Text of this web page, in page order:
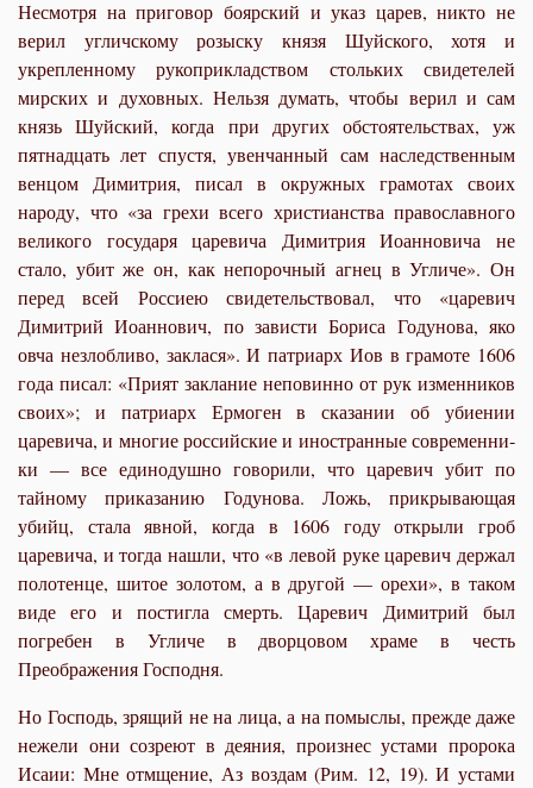
Несмотря на приговор боярский и указ царев, никто не
верил угличскому розыску князя Шуйского, хотя и
укрепленному рукоприкладством стольких свидетелей
мирских и духовных. Нельзя думать, чтобы верил и сам
князь Шуйский, когда при других обстоятельствах, уж
пятнадцать лет спустя, увенчанный сам наследственным
венцом Димитрия, писал в окружных грамотах своих
народу, что «за грехи всего христианства православного
великого государя царевича Димитрия Иоанновича не
стало, убит же он, как непорочный агнец в Угличе». Он
перед всей Россиею свидетельствовал, что «царевич
Димитрий Иоаннович, по зависти Бориса Годунова, яко
овча незлобливо, заклася». И патриарх Иов в грамоте 1606
года писал: «Прият заклание неповинно от рук изменников
своих»; и патриарх Ермоген в сказании об убиении
царевича, и многие российские и иностранные современни­
ки — все единодушно говорили, что царевич убит по
тайному приказанию Годунова. Ложь, прикрывающая
убийц, стала явной, когда в 1606 году открыли гроб
царевича, и тогда нашли, что «в левой руке царевич держал
полотенце, шитое золотом, а в другой — орехи», в таком
виде его и постигла смерть. Царевич Димитрий был
погребен в Угличе в дворцовом храме в честь
Преображения Господня.
Но Господь, зрящий не на лица, а на помыслы, прежде даже
нежели они созреют в деяния, произнес устами пророка
Исаии: Мне отмщение, Аз воздам (Рим. 12, 19). И устами